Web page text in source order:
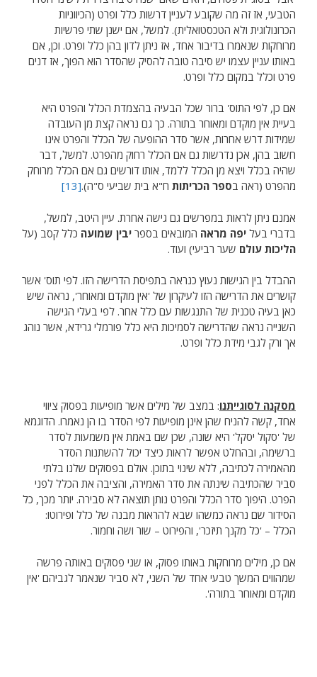
הטבעי, אז זה מה שקובע לעניין דרשות כלל ופרט (הכיווניות
הכרונולוגית ולא הטכסטואלית). למשל, אם ישנן שתי פרשיות
מרוחקות שנאמרו בדיבור אחד, אז ניתן לדון בהן כלל ופרט. וכן, אם
באותו עניין עצמו יש סיבה טובה להסיק שהסדר הוא הפוך, אז דנים
פרט וכלל במקום כלל ופרט.
אם כן, לפי התוס' ברור שכל הבעיה בהצמדת הכלל והפרט היא
בעיית אין מוקדם ומאוחר בתורה. כך גם נראה קצת מן העובדה
שמידות דרש אחרות, אשר סדר ההופעה של הכלל והפרט אינו
חשוב בהן, אכן נדרשות גם אם הכלל רחוק מהפרט. למשל, דבר
שהיה בכלל ויצא מן הכלל ללמד, אותו דורשים גם אם הכלל מרוחק
מהפרט (ראה בספר הכריתות ח"א בית שביעי ס"ה).[13]
אמנם ניתן לראות במפרשים גם גישה אחרת. עיין היטב, למשל,
בדברי בעל יפה מראה המובאים בספר יבין שמועה כלל קסב (על
הליכות עולם שער רביעי) ועוד.
ההבדל בין הגישות נעוץ כנראה בתפיסת הדרישה הזו. לפי תוס' אשר
קושרים את הדרישה הזו לעיקרון של 'אין מוקדם ומאוחר', נראה שיש
כאן בעיה טכנית של התנגשות עם כלל אחר. לפי בעלי הגישה
השנייה נראה שהדרישה לסמיכות היא כלל פורמלי גרידא, אשר נוהג
אך ורק לגבי מידת כלל ופרט.
מסקנה לסוגייתנו: במצב של מילים אשר מופיעות בפסוק ציווי
אחד, קשה להניח שהן אינן מופיעות לפי הסדר בו הן נאמרו. הדוגמא
של 'סקול יסקל' היא שונה, שכן שם באמת אין משמעות לסדר
ברשימה, ובהחלט אפשר לראות כיצד יכול להשתנות הסדר
מהאמירה לכתיבה, ללא שינוי בתוכן. אולם בפסוקים שלנו בלתי
סביר שהכתיבה שינתה את סדר האמירה, והציבה את הכלל לפני
הפרט. היפוך סדר הכלל והפרט נותן תוצאה לא סבירה. יותר מכך, כל
הסידור שם נראה כמשהו שבא להראות מבנה של כלל ופירוטו:
הכלל – 'כל מקנך תיזכר', והפירוט – שור ושה וחמור.
אם כן, מילים מרוחקות באותו פסוק, או שני פסוקים באותה פרשה
שמהווים המשך טבעי אחד של השני, לא סביר שנאמר לגביהם 'אין
מוקדם ומאוחר בתורה'.